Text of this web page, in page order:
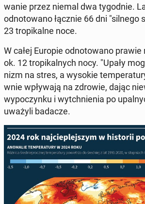
wanie przez niemal dwa ty­god­nie.
odno­towano łącznie 66 dni "silnego
23 tropikalne noce.
W całej Europie odno­towano prawie
ok. 12 tropikalnych nocy. "Upały
nizm na stres, a wysokie
wnie wpły­wa­ją na zdrowie, dając
wypoczynku i wytch­nienia po
uważyli badacze.